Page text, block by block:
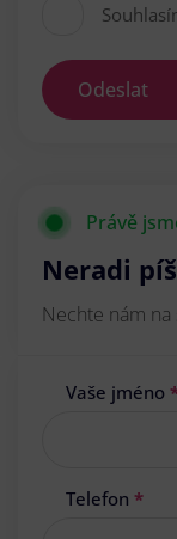
Odeslat
Právě
Neradi
Nechte nám na
Vaše jméno
Telefon *